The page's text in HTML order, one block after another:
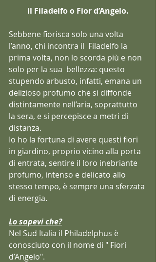
il Filadelfo o Fior d’Angelo.
Sebbene fiorisca solo una volta
l’anno, chi incontra il  Filadelfo la
prima volta, non lo scorda più e non
solo per la sua  bellezza: questo
stupendo arbusto, infatti, emana un
delizioso profumo che si diffonde
distintamente nell’aria, soprattutto
la sera, e si percepisce a metri di
distanza.
Io ho la fortuna di avere questi fiori
in giardino, proprio vicino alla porta
di entrata, sentire il loro inebriante
profumo, intenso e delicato allo
stesso tempo, è sempre una sferzata
di energia.
Lo sapevi che?
Nel Sud Italia il Philadelphus è
conosciuto con il nome di " Fiori
d’Angelo".